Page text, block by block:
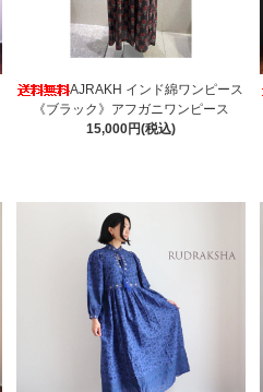
AJRAKH インド綿ワンピース
《ブラック》アフガニワンピース
15,000円(税込)